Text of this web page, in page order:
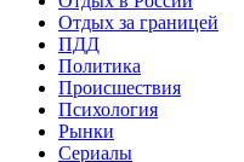
Отдых за границей
ПДД
Политика
Происшествия
Психология
Рынки
Сериалы